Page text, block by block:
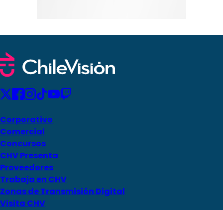
Corporativo
Comercial
Concursos
CHV Presenta
Proveedores
Trabaja en CHV
Zonas de Transmisión Digital
Visita CHV